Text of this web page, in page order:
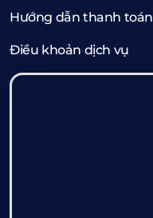
Hướng dẫn thanh toán
Điều khoản dịch vụ